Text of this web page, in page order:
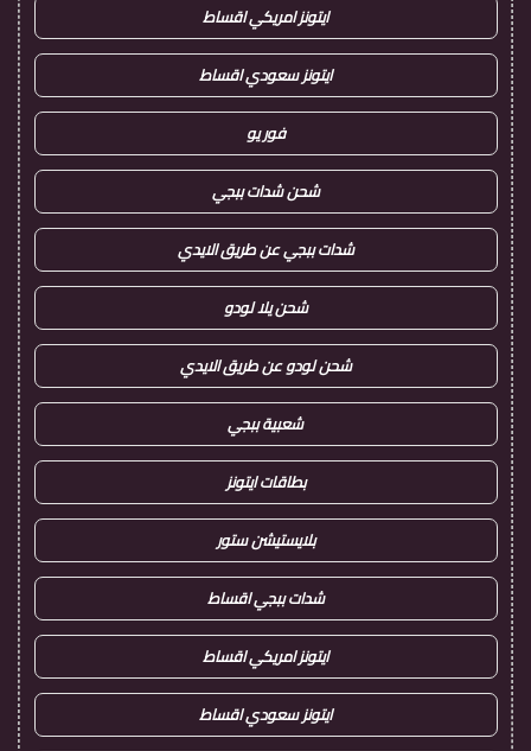
ايتونز امريكي اقساط
ايتونز سعودي اقساط
فور يو
شحن شدات ببجي
شدات ببجي عن طريق الايدي
شحن يلا لودو
شحن لودو عن طريق الايدي
شعبية ببجي
بطاقات ايتونز
بلايستيشن ستور
شدات ببجي اقساط
ايتونز امريكي اقساط
ايتونز سعودي اقساط